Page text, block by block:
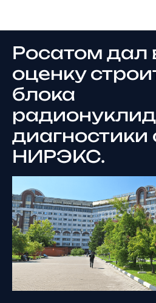
Росатом дал
оценку
блока
диагностики
НИРЭКС.